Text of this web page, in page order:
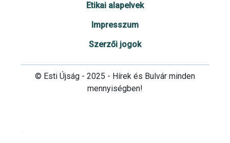
Etikai alapelvek
Impresszum
Szerzői jogok
© Esti Újság - 2025 - Hírek és Bulvár minden
mennyiségben!